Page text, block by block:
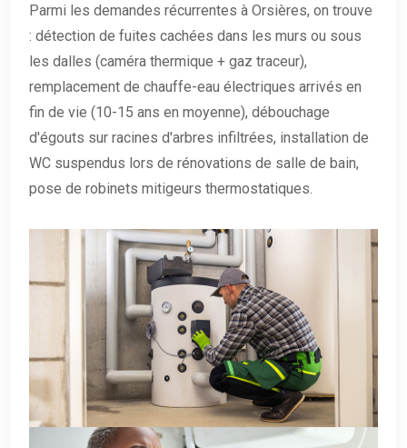
Parmi les demandes récurrentes à Orsières, on trouve
: détection de fuites cachées dans les murs ou sous
les dalles (caméra thermique + gaz traceur),
remplacement de chauffe-eau électriques arrivés en
fin de vie (10-15 ans en moyenne), débouchage
d'égouts sur racines d'arbres infiltrées, installation de
WC suspendus lors de rénovations de salle de bain,
pose de robinets mitigeurs thermostatiques.